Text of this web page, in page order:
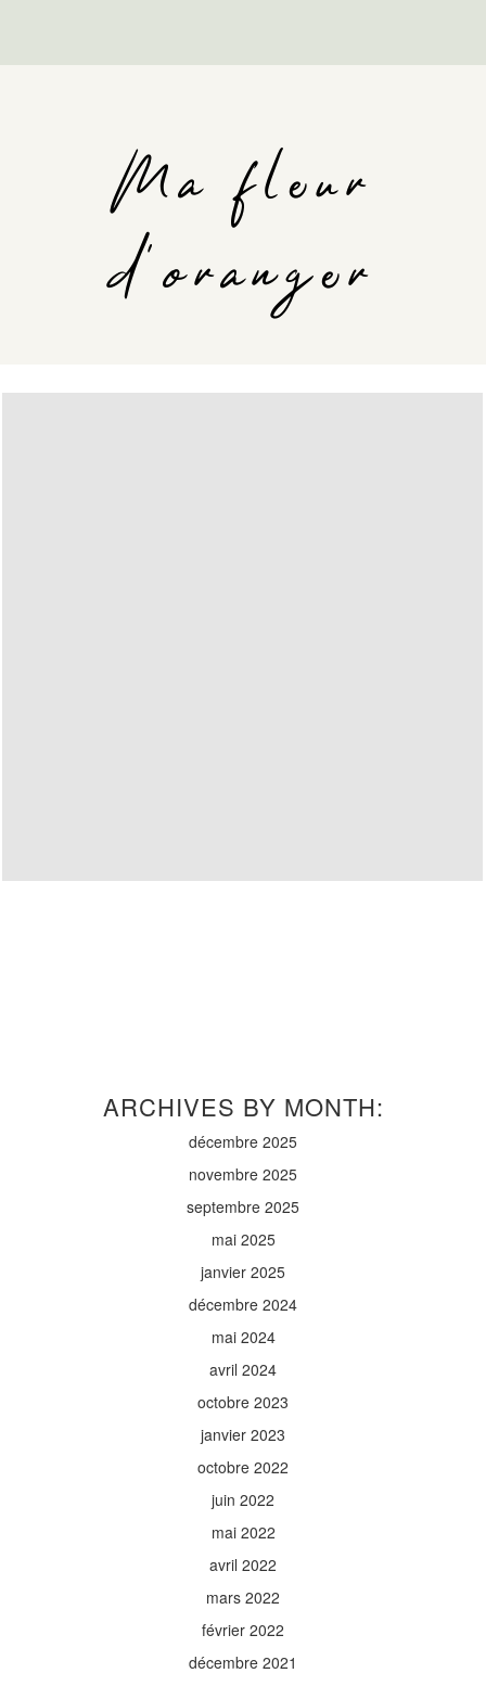
Ma fleur
d'oranger
ARCHIVES BY MONTH:
décembre 2025
novembre 2025
septembre 2025
mai 2025
janvier 2025
décembre 2024
mai 2024
avril 2024
octobre 2023
janvier 2023
octobre 2022
juin 2022
mai 2022
avril 2022
mars 2022
février 2022
décembre 2021